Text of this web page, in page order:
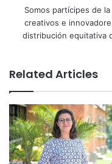
Somos partícipes de
creativos e
distribución equitativa
Related Articles